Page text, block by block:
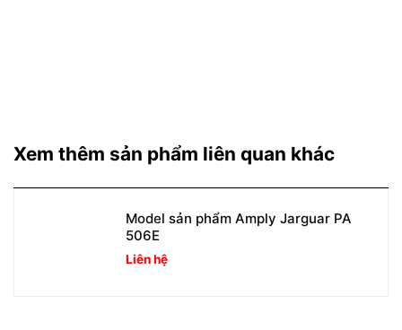
Xem thêm sản phẩm liên quan khác
Model sản phẩm Amply Jarguar PA
506E
Liên hệ